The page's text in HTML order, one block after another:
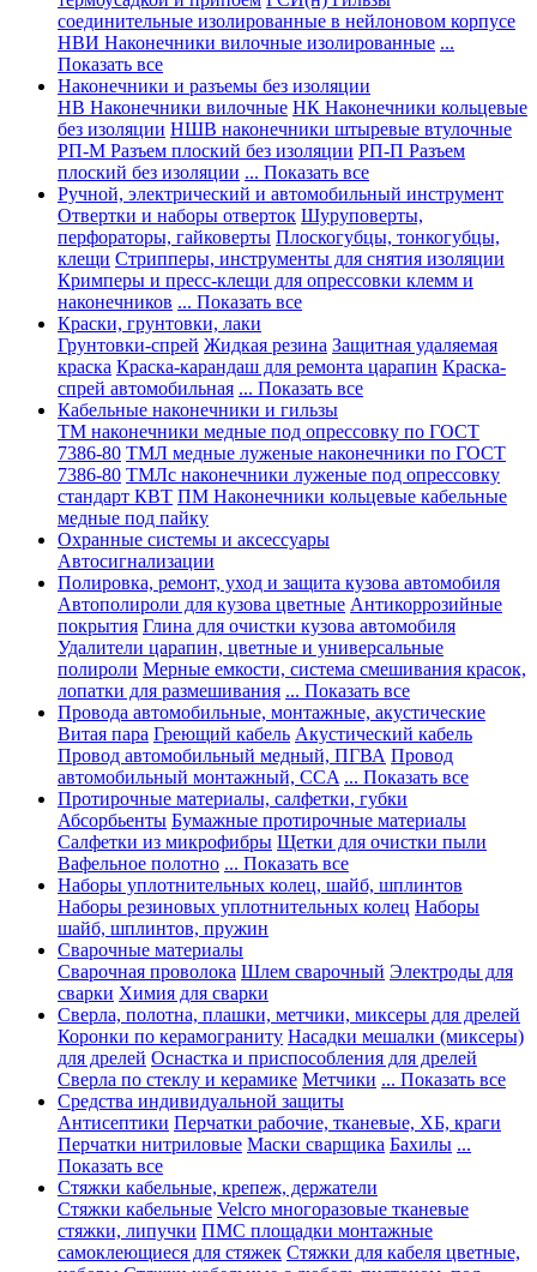
соединительные изолированные в нейлоновом корпусе
НВИ Наконечники вилочные изолированные ...
Показать все
Наконечники и разъемы без изоляции
НВ Наконечники вилочные НК Наконечники кольцевые
без изоляции НШВ наконечники штыревые втулочные
РП-М Разъем плоский без изоляции РП-П Разъем
плоский без изоляции ... Показать все
Ручной, электрический и автомобильный инструмент
Отвертки и наборы отверток Шуруповерты,
перфораторы, гайковерты Плоскогубцы, тонкогубцы,
клещи Стрипперы, инструменты для снятия изоляции
Кримперы и пресс-клещи для опрессовки клемм и
наконечников ... Показать все
Краски, грунтовки, лаки
Грунтовки-спрей Жидкая резина Защитная удаляемая
краска Краска-карандаш для ремонта царапин Краска-
спрей автомобильная ... Показать все
Кабельные наконечники и гильзы
ТМ наконечники медные под опрессовку по ГОСТ
7386-80 ТМЛ медные луженые наконечники по ГОСТ
7386-80 ТМЛс наконечники луженые под опрессовку
стандарт КВТ ПМ Наконечники кольцевые кабельные
медные под пайку
Охранные системы и аксессуары
Автосигнализации
Полировка, ремонт, уход и защита кузова автомобиля
Автополироли для кузова цветные Антикоррозийные
покрытия Глина для очистки кузова автомобиля
Удалители царапин, цветные и универсальные
полироли Мерные емкости, система смешивания красок,
лопатки для размешивания ... Показать все
Провода автомобильные, монтажные, акустические
Витая пара Греющий кабель Акустический кабель
Провод автомобильный медный, ПГВА Провод
автомобильный монтажный, CCA ... Показать все
Протирочные материалы, салфетки, губки
Абсорбьенты Бумажные протирочные материалы
Салфетки из микрофибры Щетки для очистки пыли
Вафельное полотно ... Показать все
Наборы уплотнительных колец, шайб, шплинтов
Наборы резиновых уплотнительных колец Наборы
шайб, шплинтов, пружин
Сварочные материалы
Сварочная проволока Шлем сварочный Электроды для
сварки Химия для сварки
Сверла, полотна, плашки, метчики, миксеры для дрелей
Коронки по керамограниту Насадки мешалки (миксеры)
для дрелей Оснастка и приспособления для дрелей
Сверла по стеклу и керамике Метчики ... Показать все
Средства индивидуальной защиты
Антисептики Перчатки рабочие, тканевые, ХБ, краги
Перчатки нитриловые Маски сварщика Бахилы ...
Показать все
Стяжки кабельные, крепеж, держатели
Стяжки кабельные Velcro многоразовые тканевые
стяжки, липучки ПМС площадки монтажные
самоклеющиеся для стяжек Стяжки для кабеля цветные,